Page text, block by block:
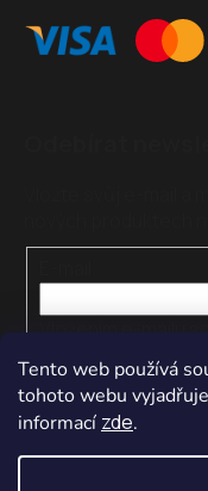
Tento web používá
tohoto webu
informací zde.
Vložením e-mailu
ochrany osobních
PŘIHLÁSIT SE